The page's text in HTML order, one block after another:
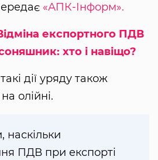
«АПК-Інформ».
експортного ПДВ
хто і навіщо?
дії уряду також
олійні.
наскільки
ПДВ при експорті